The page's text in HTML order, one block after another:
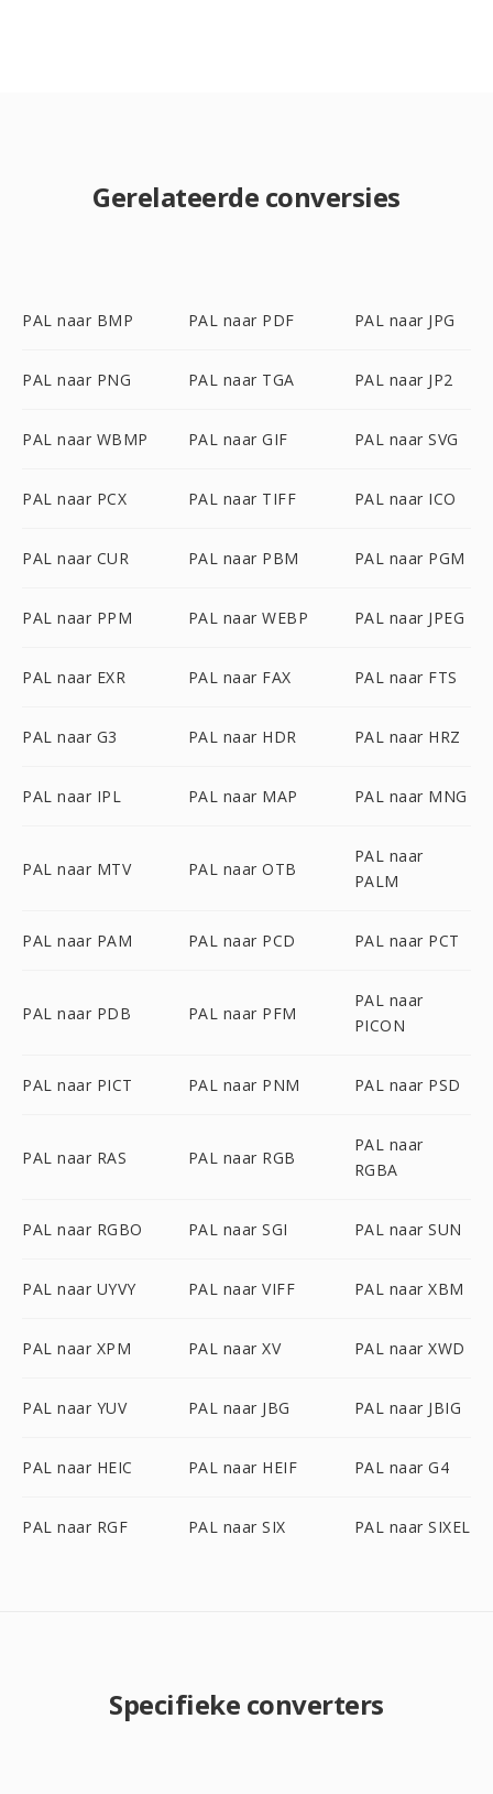
Gerelateerde conversies
PAL naar BMP PAL naar PDF PAL naar JPG
PAL naar PNG PAL naar TGA PAL naar JP2
PAL naar WBMP PAL naar GIF PAL naar SVG
PAL naar PCX PAL naar TIFF PAL naar ICO
PAL naar CUR PAL naar PBM PAL naar PGM
PAL naar PPM PAL naar WEBP PAL naar JPEG
PAL naar EXR PAL naar FAX PAL naar FTS
PAL naar G3 PAL naar HDR PAL naar HRZ
PAL naar IPL PAL naar MAP PAL naar MNG
PAL naar MTV PAL naar OTB
PAL naar
PALM
PAL naar PAM PAL naar PCD PAL naar PCT
PAL naar PDB PAL naar PFM
PAL naar
PICON
PAL naar PICT PAL naar PNM PAL naar PSD
PAL naar RAS PAL naar RGB
PAL naar
RGBA
PAL naar RGBO PAL naar SGI PAL naar SUN
PAL naar UYVY PAL naar VIFF PAL naar XBM
PAL naar XPM PAL naar XV PAL naar XWD
PAL naar YUV PAL naar JBG PAL naar JBIG
PAL naar HEIC PAL naar HEIF PAL naar G4
PAL naar RGF PAL naar SIX PAL naar SIXEL
Specifieke converters